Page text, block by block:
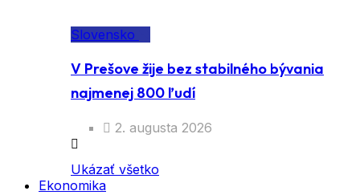
Slovensko
V Prešove žije bez stabilného bývania
najmenej 800 ľudí
2. augusta 2026
Ukázať všetko
Ekonomika